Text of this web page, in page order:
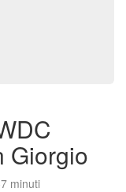
Giorgio
minuti